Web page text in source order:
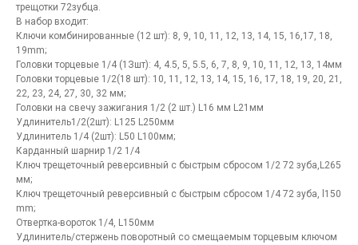
трещотки 72зубца.
В набор входит:
Ключи комбинированные (12 шт): 8, 9, 10, 11, 12, 13, 14, 15, 16,17, 18,
19mm;
Головки торцевые 1/4 (1Зшт): 4, 4.5, 5, 5.5, 6, 7, 8, 9, 10, 11, 12, 13, 14мм
Головки торцевые 1/2(18 шт): 10, 11, 12, 13, 14, 15, 16, 17, 18, 19, 20, 21,
22, 23, 24, 27, 30, 32 мм;
Головки на свечу зажигания 1/2 (2 шт.) L16 мм L21мм
Удлинитель1/2(2шт): L125 L250мм
Удлинитель 1/4 (2шт): L50 L100мм;
Карданный шарнир 1/2 1/4
Ключ трещеточный реверсивный с быстрым сбросом 1/2 72 зуба,L265
мм;
Ключ трещеточный реверсивный с быстрым сбросом 1/4 72 зуба, l150
mm;
Oтвертка-вороток 1/4, L150мм
Удлинитель/стержень поворотный со смещаемым торцевым ключом